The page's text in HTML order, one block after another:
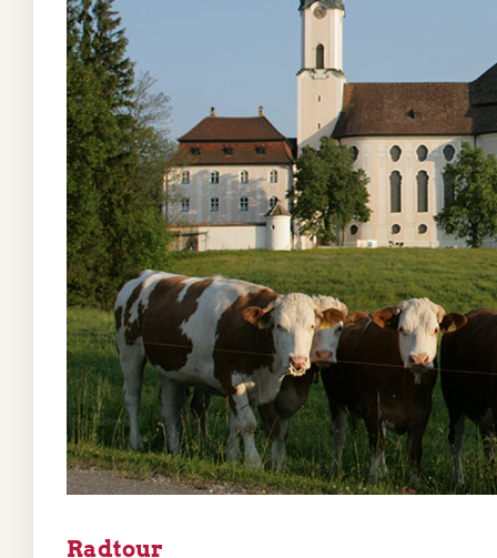
Radtour